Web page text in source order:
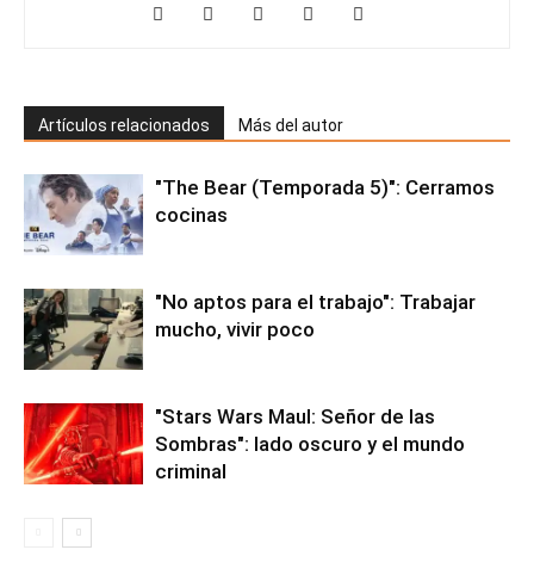
Artículos relacionados Más del autor
"The Bear (Temporada 5)": Cerramos
cocinas
"No aptos para el trabajo": Trabajar
mucho, vivir poco
"Stars Wars Maul: Señor de las
Sombras": lado oscuro y el mundo
criminal